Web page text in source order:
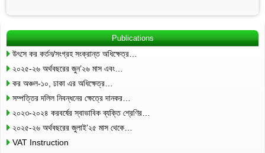
Publications
উৎসে কর কর্তন/সংগ্রহ সংক্রান্ত অধিক্ষেত্র…
২০২৫-২৬ অর্থবছরের জুন’২৬ মাস এবং…
কর অঞ্চল-১০, ঢাকা এর অধিক্ষেত্র…
সম্পত্তির দলিল নিবন্ধনের ক্ষেত্রে দানকর…
২০২৩-২০২৪ করবর্ষের স্বাভাবিক ব্যক্তি শ্রেণির…
২০২৫-২৬ অর্থবছরের জুলাই’২৫ মাস থেকে…
VAT Instruction